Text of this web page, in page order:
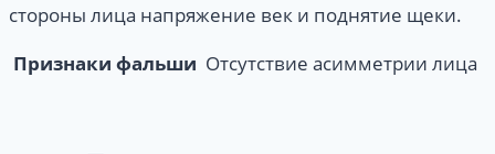
стороны лица напряжение век и поднятие щеки.
Признаки фальши Отсутствие асимметрии лица